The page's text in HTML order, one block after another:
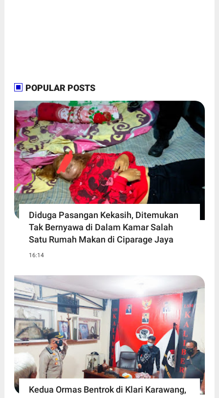
POPULAR POSTS
Diduga Pasangan Kekasih, Ditemukan
Tak Bernyawa di Dalam Kamar Salah
Satu Rumah Makan di Ciparage Jaya
16:14
Kedua Ormas Bentrok di Klari Karawang,